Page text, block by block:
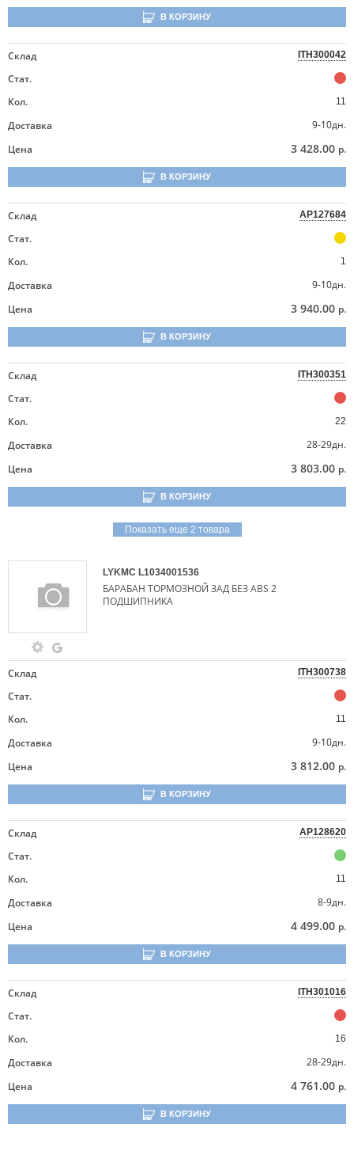
В КОРЗИНУ
Склад ITH300042
Стат.
Кол.
11
Доставка
9-10дн.
Цена
3 428.00 р.
В КОРЗИНУ
Склад AP127684
Стат.
Кол.
1
Доставка
9-10дн.
Цена
3 940.00 р.
В КОРЗИНУ
Склад ITH300351
Стат.
Кол.
22
Доставка
28-29дн.
Цена
3 803.00 р.
В КОРЗИНУ
Показать еще 2 товара
LYKMC L1034001536
БАРАБАН ТОРМОЗНОЙ ЗАД БЕЗ ABS 2
ПОДШИПНИКА
Склад ITH300738
Стат.
Кол.
11
Доставка
9-10дн.
Цена
3 812.00 р.
В КОРЗИНУ
Склад AP128620
Стат.
Кол.
11
Доставка
8-9дн.
Цена
4 499.00 р.
В КОРЗИНУ
Склад ITH301016
Стат.
Кол.
16
Доставка
28-29дн.
Цена
4 761.00 р.
В КОРЗИНУ